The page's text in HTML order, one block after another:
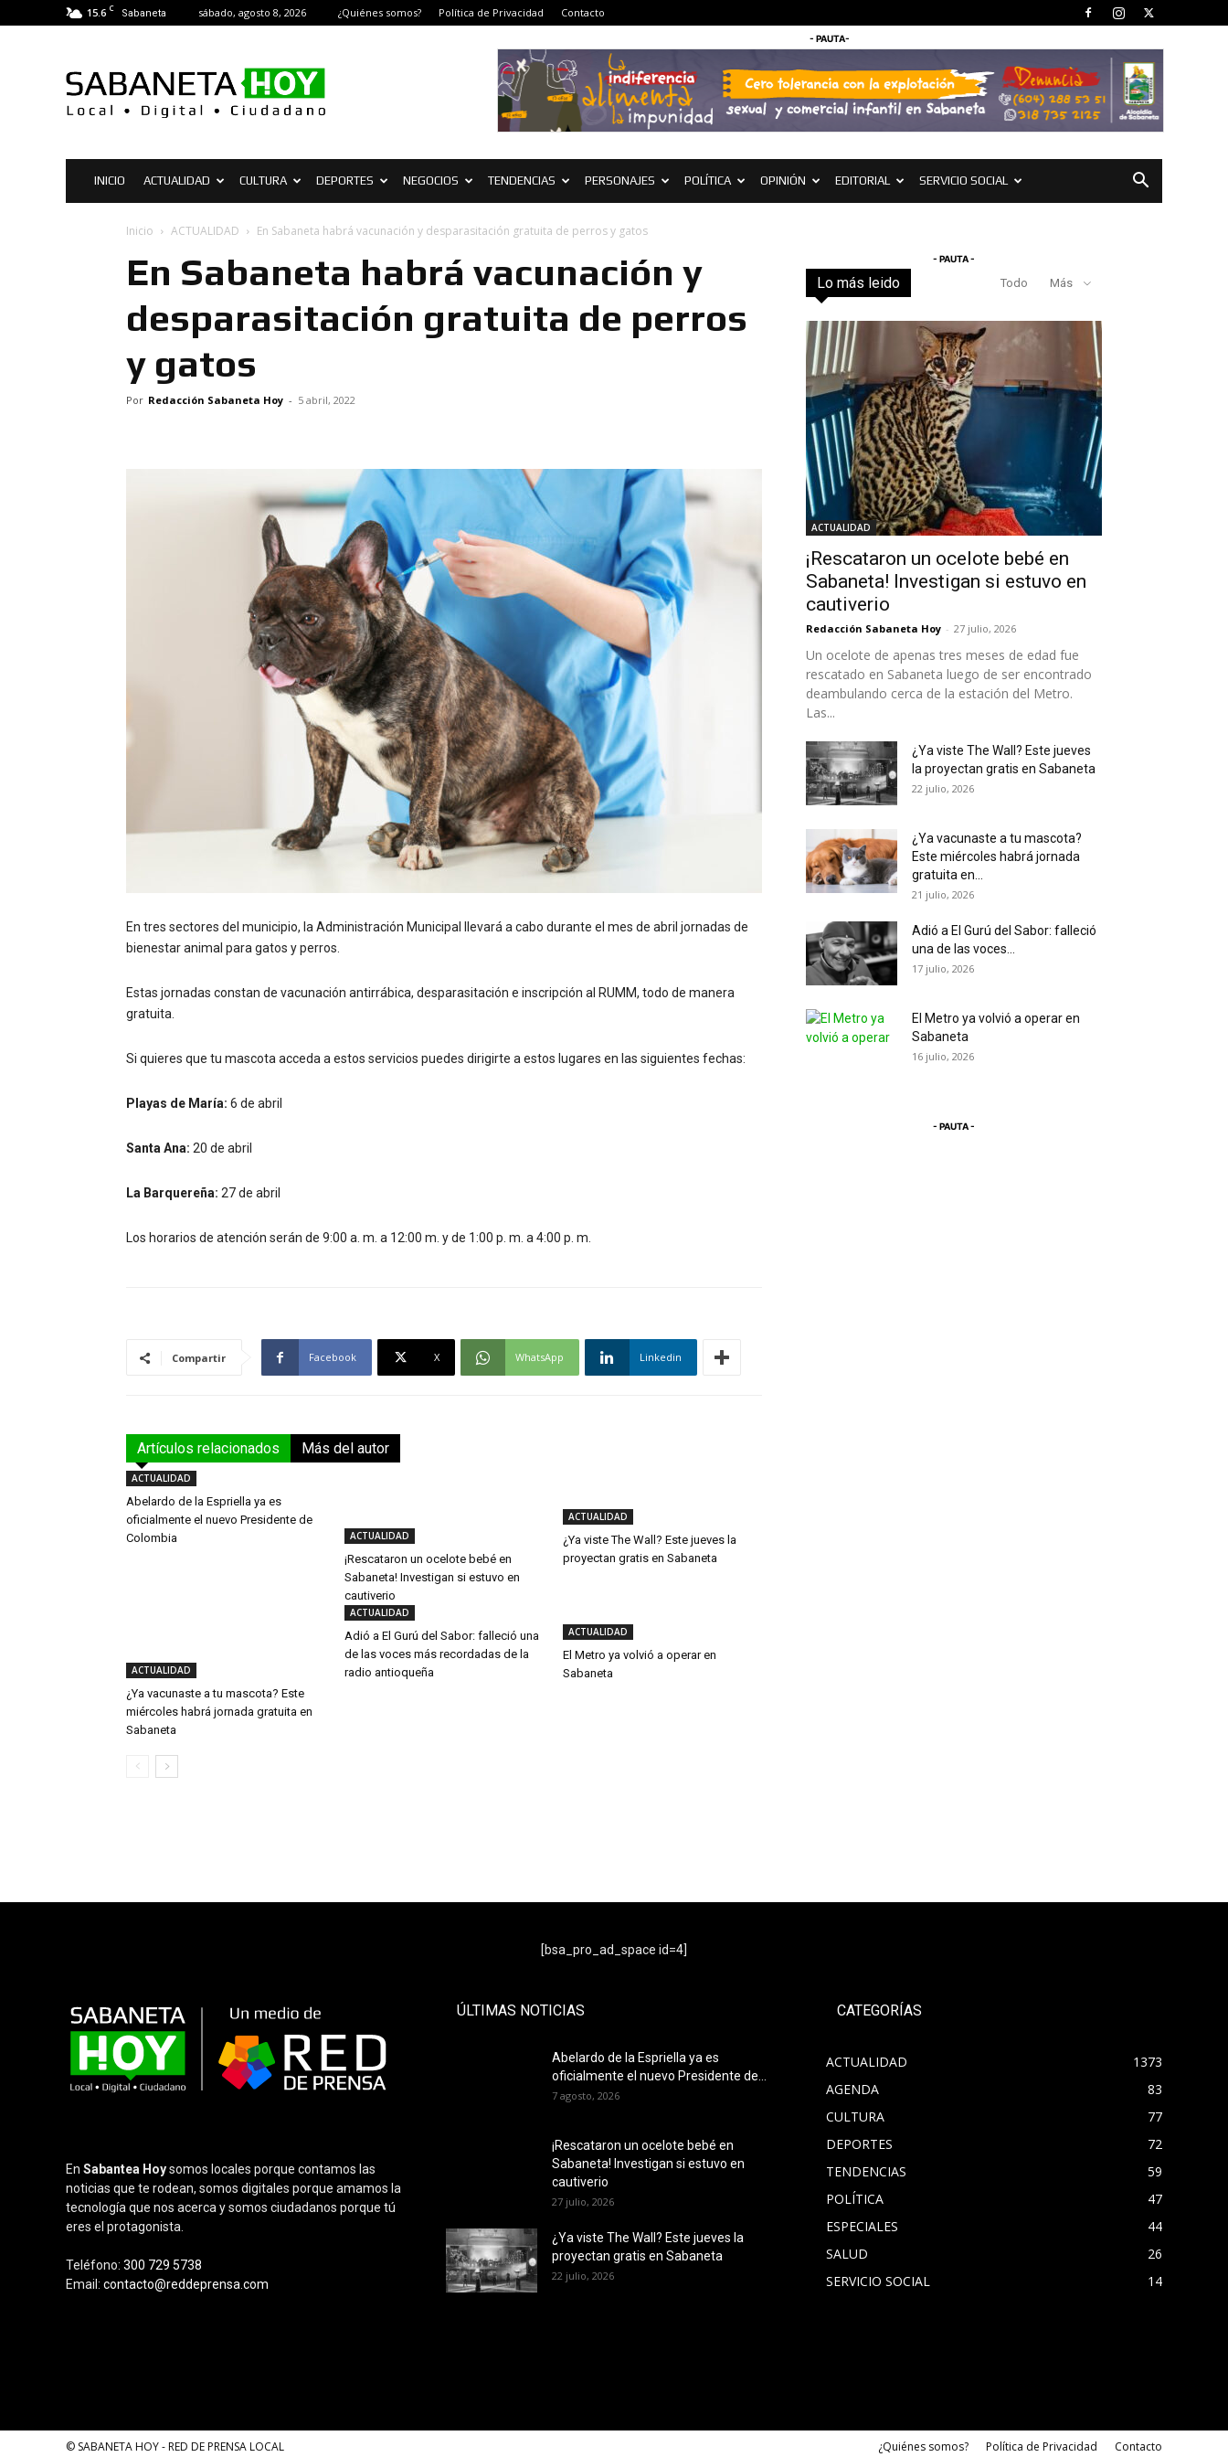
15.6 C Sabaneta sábado, agosto 8, 2026 ¿Quiénes somos? Política de Privacidad Contacto
Hoy
|
Noticias
Sabaneta
- PAUTA-
INICIO ACTUALIDAD CULTURA DEPORTES NEGOCIOS TENDENCIAS PERSONAJES POLÍTICA OPINIÓN EDITORIAL SERVICIO SOCIAL
Inicio ACTUALIDAD En Sabaneta habrá vacunación y desparasitación gratuita de perros y gatos
En Sabaneta habrá vacunación y
desparasitación gratuita de perros
y gatos
Por Redacción Sabaneta Hoy - 5 abril, 2022
En tres sectores del municipio, la Administración Municipal llevará a cabo durante el mes de abril jornadas de
bienestar animal para gatos y perros.
Estas jornadas constan de vacunación antirrábica, desparasitación e inscripción al RUMM, todo de manera
gratuita.
Si quieres que tu mascota acceda a estos servicios puedes dirigirte a estos lugares en las siguientes fechas:
Playas de María: 6 de abril
Santa Ana: 20 de abril
La Barquereña: 27 de abril
Los horarios de atención serán de 9:00 a. m. a 12:00 m. y de 1:00 p. m. a 4:00 p. m.
Compartir Facebook X WhatsApp Linkedin
Artículos relacionados Más del autor
ACTUALIDAD
Abelardo de la Espriella ya es
oficialmente el nuevo Presidente de
Colombia
ACTUALIDAD
¡Rescataron un ocelote bebé en
Sabaneta! Investigan si estuvo en
cautiverio
ACTUALIDAD
¿Ya viste The Wall? Este jueves la
proyectan gratis en Sabaneta
ACTUALIDAD
¿Ya vacunaste a tu mascota? Este
miércoles habrá jornada gratuita en
Sabaneta
ACTUALIDAD
Adió a El Gurú del Sabor: falleció una
de las voces más recordadas de la
radio antioqueña
ACTUALIDAD
El Metro ya volvió a operar en
Sabaneta
- PAUTA -
Lo más leido Todo Más
ACTUALIDAD
¡Rescataron un ocelote bebé en
Sabaneta! Investigan si estuvo en
cautiverio
Redacción Sabaneta Hoy - 27 julio, 2026
Un ocelote de apenas tres meses de edad fue
rescatado en Sabaneta luego de ser encontrado
deambulando cerca de la estación del Metro.
Las...
¿Ya viste The Wall? Este jueves
la proyectan gratis en Sabaneta
22 julio, 2026
¿Ya vacunaste a tu mascota?
Este miércoles habrá jornada
gratuita en...
21 julio, 2026
Adió a El Gurú del Sabor: falleció
una de las voces...
17 julio, 2026
El Metro ya volvió a operar en
Sabaneta
16 julio, 2026
- PAUTA -
[bsa_pro_ad_space id=4]
En Sabantea Hoysomos locales porque contamos las
noticias que te rodean, somos digitales porque amamos la
tecnología que nos acerca y somos ciudadanos porque tú
eres el protagonista.
Teléfono: 300 729 5738
Email: contacto@reddeprensa.com
ÚLTIMAS NOTICIAS
Abelardo de la Espriella ya es
oficialmente el nuevo Presidente de...
7 agosto, 2026
¡Rescataron un ocelote bebé en
Sabaneta! Investigan si estuvo en
cautiverio
27 julio, 2026
¿Ya viste The Wall? Este jueves la
proyectan gratis en Sabaneta
22 julio, 2026
CATEGORÍAS
ACTUALIDAD
1373
AGENDA
83
CULTURA
77
DEPORTES
72
TENDENCIAS
59
POLÍTICA
47
ESPECIALES
44
SALUD
26
SERVICIO SOCIAL
14
¿Quiénes somos? Política de Privacidad Contacto
© SABANETA HOY - RED DE PRENSA LOCAL